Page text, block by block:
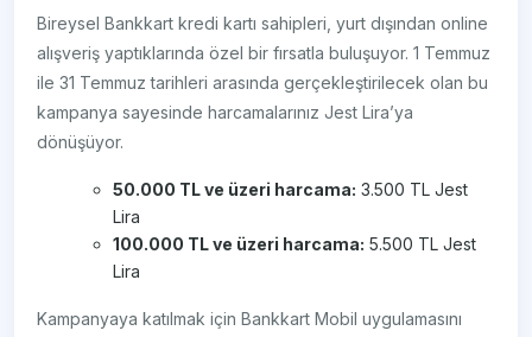
Bireysel Bankkart kredi kartı sahipleri, yurt dışından online
alışveriş yaptıklarında özel bir fırsatla buluşuyor. 1 Temmuz
ile 31 Temmuz tarihleri arasında gerçekleştirilecek olan bu
kampanya sayesinde harcamalarınız Jest Lira’ya
dönüşüyor.
50.000 TL ve üzeri harcama: 3.500 TL Jest
Lira
100.000 TL ve üzeri harcama: 5.500 TL Jest
Lira
Kampanyaya katılmak için Bankkart Mobil uygulamasını